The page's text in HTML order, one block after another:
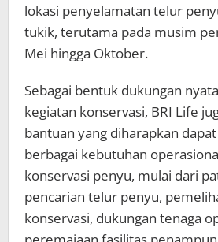
lokasi penyelamatan telur
tukik, terutama pada musim
Mei hingga Oktober.
Sebagai bentuk dukungan
kegiatan konservasi, BRI Life
bantuan yang diharapkan
berbagai kebutuhan
konservasi penyu, mulai dari
pencarian telur penyu,
konservasi, dukungan tenaga